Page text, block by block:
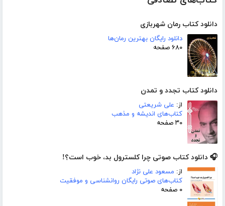
دانلود کتاب رمان شهربازی
دانلود رایگان بهترین رمان‌ها
۶۸۰ صفحه
دانلود کتاب تجدد و تمدن
از: علی شریعتی
کتاب‌های اندیشه و مذهب
۳۰ صفحه
🎧 دانلود کتاب صوتی چرا کلسترول بد، خوب است؟!
از: مسعود علی نژاد
کتاب‌های صوتی رایگان روانشناسی و موفقیت
۰ صفحه